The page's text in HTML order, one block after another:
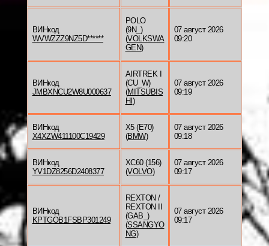
ВИНкод
WVWZZZ9NZ5D******
POLO
(9N_)
(VOLKSWA
GEN)
07 август 2026
09:20
ВИНкод
JMBXNCU2W8U000637
AIRTREK I
(CU_W)
(MITSUBIS
HI )
07 август 2026
09:19
ВИНкод
X4XZW411100C19429
X5 (E70)
(BMW)
07 август 2026
09:18
ВИНкод
YV1DZ8256D2408377
XC60 (156)
(VOLVO)
07 август 2026
09:17
ВИНкод
KPTGOB1FSBP301249
REXTON /
REXTON II
(GAB_)
(SSANGYO
NG)
07 август 2026
09:17